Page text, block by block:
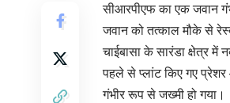
सीआरपीएफ का एक जवान
जवान को तत्काल मौके से
चाईबासा के सारंडा क्षेत्र में
पहले से प्लांट किए गए
गंभीर रूप से जख्मी हो गया।